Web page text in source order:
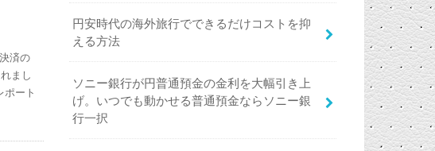
済の
まし
ポート
円安時代の海外旅行でできるだけコストを抑
える方法
ソニー銀行が円普通預金の金利を大幅引き上
げ。いつでも動かせる普通預金ならソニー銀
行一択